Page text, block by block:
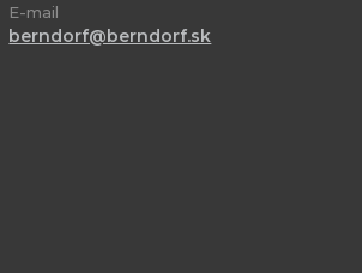
E-mail
berndorf@berndorf.sk